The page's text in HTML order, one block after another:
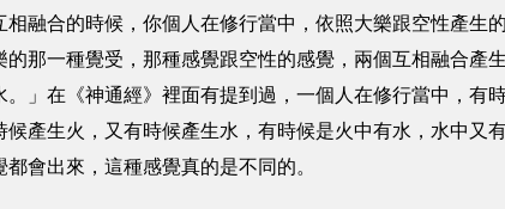
融合的時候，你個人在修行當中，依照大樂跟空性產生
那一種覺受，那種感覺跟空性的感覺，兩個互相融合產
」在《神通經》裡面有提到過，一個人在修行當中，有
產生火，又有時候產生水，有時候是火中有水，水中又
會出來，這種感覺真的是不同的。